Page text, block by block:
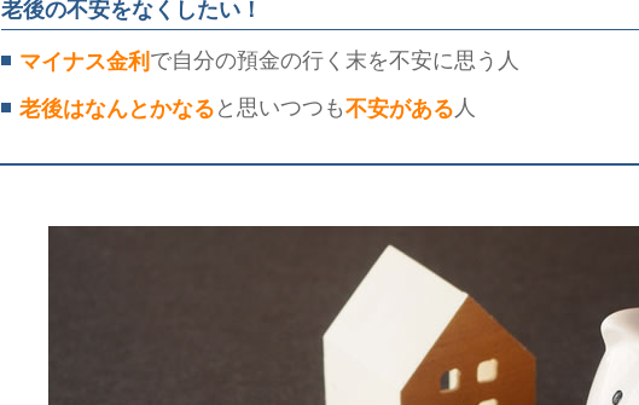
老後の不安をなくしたい！
マイナス金利 で自分の預金の行く末を不安に思う人
老後はなんとかなる と思いつつも不安がある 人